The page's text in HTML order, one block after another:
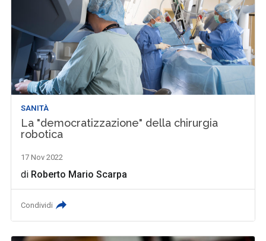
SANITÀ
La "democratizzazione" della chirurgia
robotica
17 Nov 2022
di Roberto Mario Scarpa
Condividi